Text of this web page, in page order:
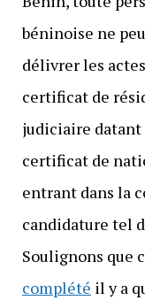
béninoise ne
délivrer les
certificat de
judiciaire datant
certificat de
entrant dans la
candidature tel
Soulignons que
complété il y a